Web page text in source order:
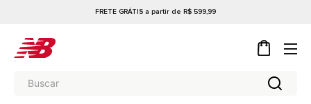
FRETE GRÁTIS a partir de R$ 599,99